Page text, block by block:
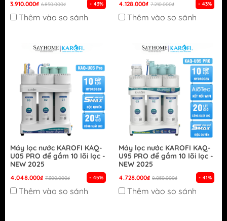
3.910.000₫ 6.850.000₫ - 43%
Thêm vào so sánh
4.128.000₫ 7.210.000₫ - 43%
Thêm vào so sánh
Máy lọc nước KAROFI KAQ-
U05 PRO để gầm 10 lõi lọc -
NEW 2025
4.048.000₫ 7.300.000₫ - 45%
Thêm vào so sánh
Máy lọc nước KAROFI KAQ-
U95 PRO để gầm 10 lõi lọc -
NEW 2025
4.728.000₫ 8.050.000₫ - 41%
Thêm vào so sánh